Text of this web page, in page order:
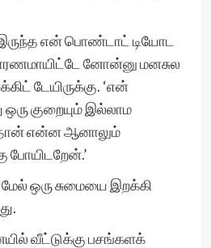
என் பொண்டாட் டியோட
னோன்னு மனசுல
டேயிருக்கு. ‘என்
குறையும் இல்லாம
என்ன ஆனாலும்
ஒரு சுமையை இறக்கி
வீட்டுக்கு பசங்களக்